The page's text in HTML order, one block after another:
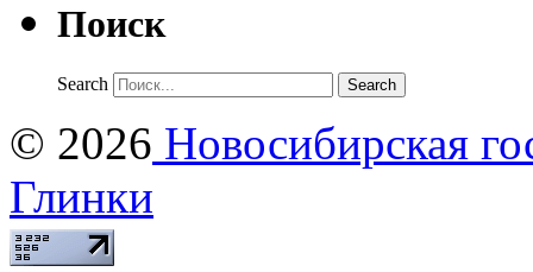
Поиск
Search
© 2026 Новосибирская
Глинки